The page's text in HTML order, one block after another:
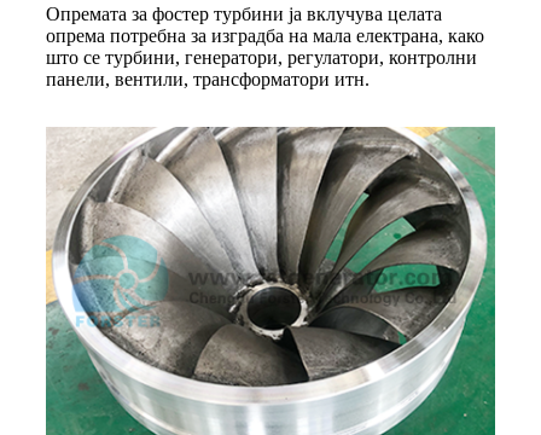
Опремата за фостер турбини ја вклучува целата
опрема потребна за изградба на мала електрана, како
што се турбини, генератори, регулатори, контролни
панели, вентили, трансформатори итн.